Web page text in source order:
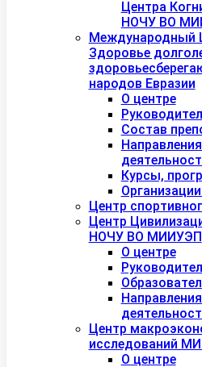
Центра
НОЧУ ВО
Международный
Здоровье
народов Евразии
О центре
Состав
Курсы,
Центр
Центр
НОЧУ ВО МИИУЭП
О центре
Центр
исследований
О центре